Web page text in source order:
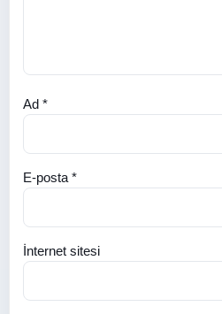
Ad *
E-posta *
İnternet sitesi